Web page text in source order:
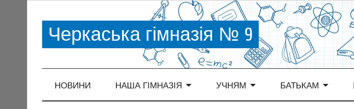
Черкаська гімназія № 9
НОВИНИ НАША ГІМНАЗІЯ УЧНЯМ БАТЬКАМ